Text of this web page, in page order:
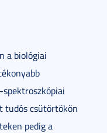
a biológiai
tudós csütörtökön
pedig a